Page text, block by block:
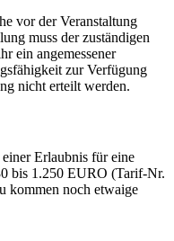
vor der Veranstaltung
muss der zuständigen
ein angemessener
zur Verfügung
nicht erteilt werden.
Erlaubnis für eine
bis 1.250 EURO (Tarif-Nr.
kommen noch etwaige